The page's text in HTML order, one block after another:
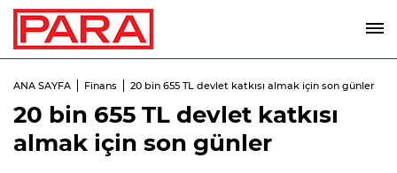
ANA SAYFA Finans 20 bin 655 TL devlet katkısı almak için son günler
20 bin 655 TL devlet katkısı
almak için son günler